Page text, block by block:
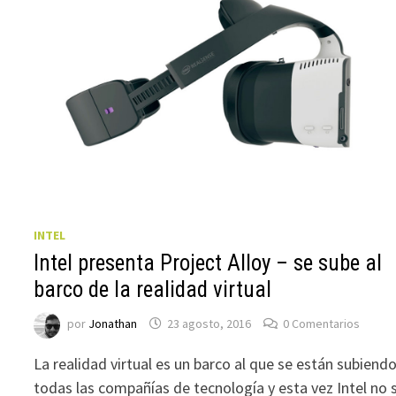
INTEL
Intel presenta Project Alloy – se sube al
barco de la realidad virtual
por Jonathan 23 agosto, 2016 0 Comentarios
La realidad virtual es un barco al que se están
todas las compañías de tecnología y esta vez Intel no